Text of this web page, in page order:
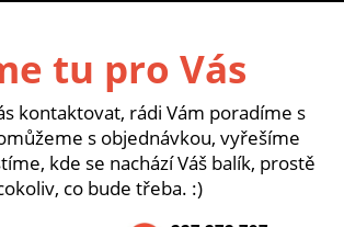
tu pro Vás
kontaktovat, rádi Vám poradíme s
s objednávkou, vyřešíme
kde se nachází Váš balík, prostě
co bude třeba. :)